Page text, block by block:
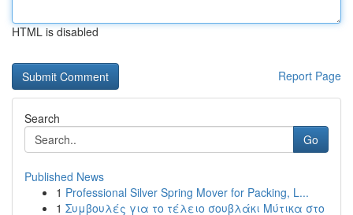
HTML is disabled
Report Page
Search
Go
Published News
1 Professional Silver Spring Mover for Packing, L...
1 Συμβουλές για το τέλειο σουβλάκι Μύτικα στο